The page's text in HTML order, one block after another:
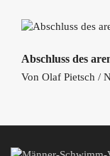
Abschluss des
Von Olaf Pietsch /